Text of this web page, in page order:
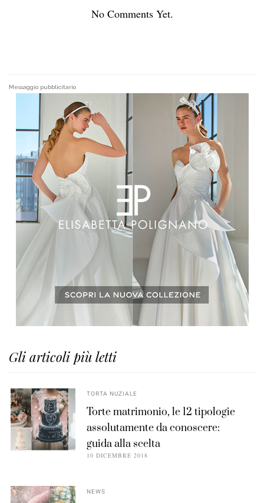
No Comments Yet.
Messaggio pubblicitario
Gli articoli più letti
TORTA NUZIALE
Torte matrimonio, le 12 tipologie
assolutamente da conoscere:
guida alla scelta
10 DICEMBRE 2018
NEWS